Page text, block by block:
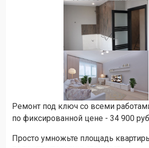
Ремонт под ключ со всеми
по фиксированной цене - 34 900
Просто умножьте площадь